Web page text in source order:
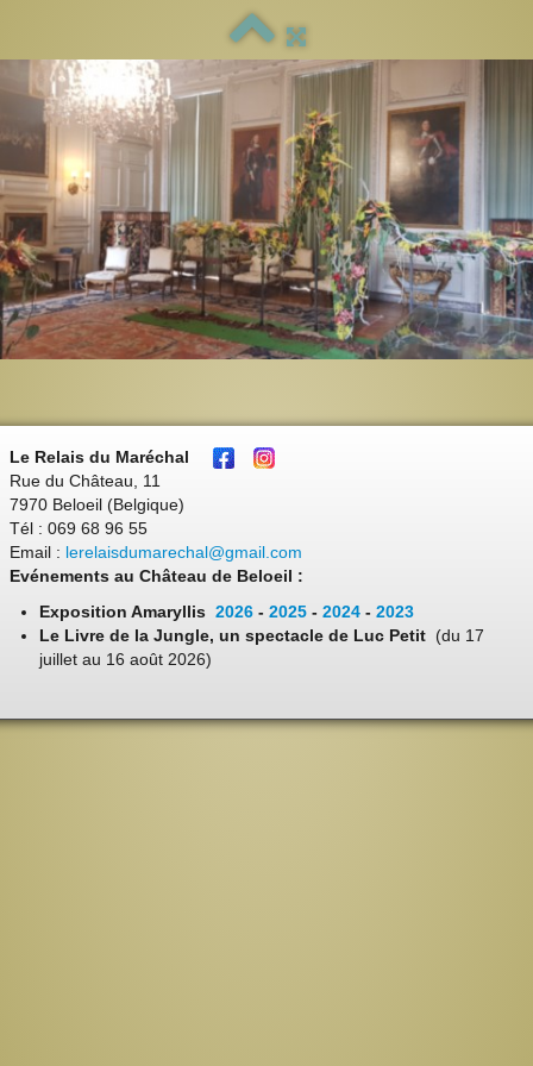
Le Relais du Maréchal
Rue du Château, 11
7970 Beloeil (Belgique)
Tél : 069 68 96 55
Email : lerelaisdumarechal@gmail.com
Evénements au Château de Beloeil :
Exposition Amaryllis 2026 - 2025 - 2024 - 2023
Le Livre de la Jungle, un spectacle de Luc Petit (du 17
juillet au 16 août 2026)